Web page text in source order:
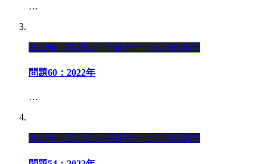
…
2022年（第25回）福祉サービスの知識等
問題60：2022年
…
2022年（第25回）福祉サービスの知識等